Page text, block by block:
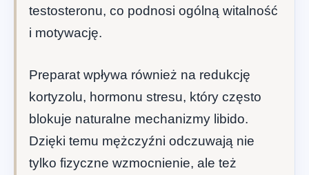
testosteronu, co podnosi ogólną witalność
i motywację.
Preparat wpływa również na redukcję
kortyzolu, hormonu stresu, który często
blokuje naturalne mechanizmy libido.
Dzięki temu mężczyźni odczuwają nie
tylko fizyczne wzmocnienie, ale też